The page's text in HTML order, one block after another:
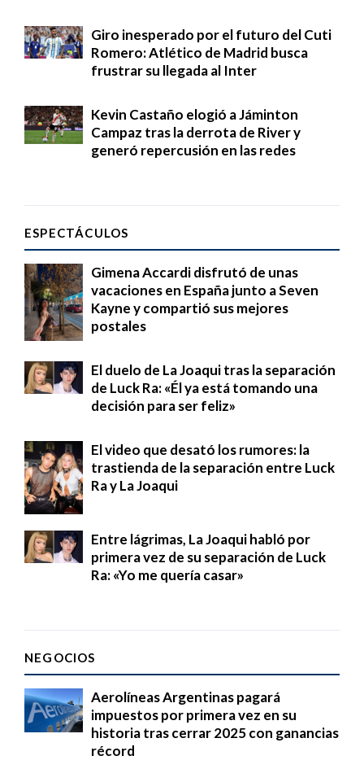
Giro inesperado por el futuro del Cuti
Romero: Atlético de Madrid busca
frustrar su llegada al Inter
Kevin Castaño elogió a Jáminton
Campaz tras la derrota de River y
generó repercusión en las redes
ESPECTÁCULOS
Gimena Accardi disfrutó de unas
vacaciones en España junto a Seven
Kayne y compartió sus mejores
postales
El duelo de La Joaqui tras la separación
de Luck Ra: «Él ya está tomando una
decisión para ser feliz»
El video que desató los rumores: la
trastienda de la separación entre Luck
Ra y La Joaqui
Entre lágrimas, La Joaqui habló por
primera vez de su separación de Luck
Ra: «Yo me quería casar»
NEGOCIOS
Aerolíneas Argentinas pagará
impuestos por primera vez en su
historia tras cerrar 2025 con ganancias
récord